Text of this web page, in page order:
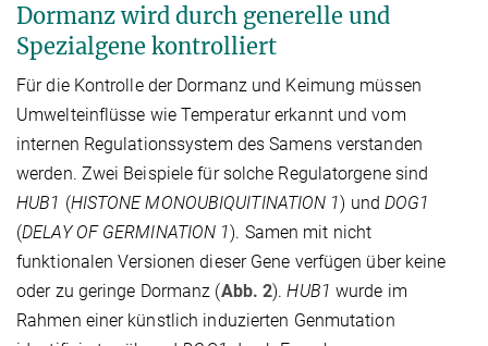
Dormanz wird durch generelle und
Spezialgene kontrolliert
Für die Kontrolle der Dormanz und Keimung müssen
Umwelteinflüsse wie Temperatur erkannt und vom
internen Regulationssystem des Samens verstanden
werden. Zwei Beispiele für solche Regulatorgene sind
HUB1 (HISTONE MONOUBIQUITINATION 1) undDOG1
(DELAY OF GERMINATION 1). Samen mit nicht
funktionalen Versionen dieser Gene verfügen über keine
oder zu geringe Dormanz (Abb. 2).HUB1 wurde im
Rahmen einer künstlich induzierten Genmutation